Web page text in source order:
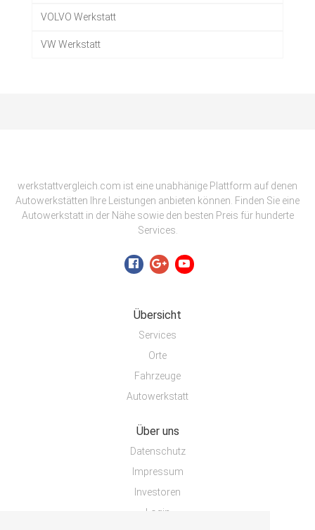
VOLVO Werkstatt
VW Werkstatt
werkstattvergleich.com ist eine unabhänige Plattform auf denen
Autowerkstätten Ihre Leistungen anbieten können. Finden Sie eine
Autowerkstatt in der Nähe sowie den besten Preis für hunderte
Services.
Übersicht
Services
Orte
Fahrzeuge
Autowerkstatt
Über uns
Datenschutz
Impressum
Investoren
Login